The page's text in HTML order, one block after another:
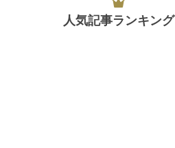
人気記事ランキング